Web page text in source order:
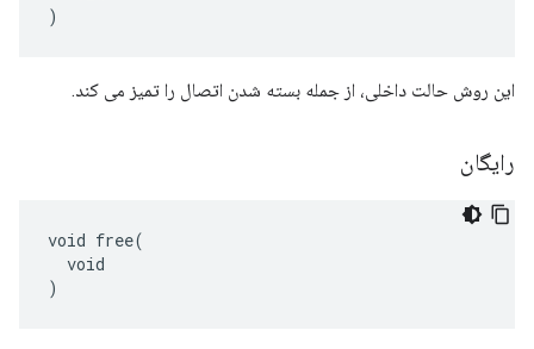
)
این روش حالت داخلی، از جمله بسته شدن اتصال را تمیز می کند.
رایگان
void free(
  void
)